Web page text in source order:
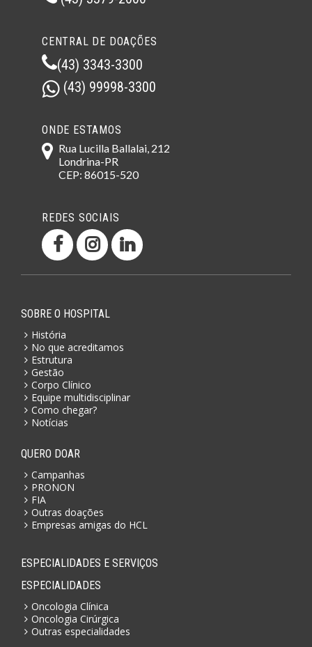
CENTRAL DE DOAÇÕES
(43) 3343-3300
(43) 99998-3300
ONDE ESTAMOS
Rua Lucilla Ballalai, 212
Londrina-PR
CEP: 86015-520
REDES SOCIAIS
SOBRE O HOSPITAL
História
No que acreditamos
Estrutura
Gestão
Corpo Clínico
Equipe multidisciplinar
Como chegar?
Notícias
QUERO DOAR
Campanhas
PRONON
FIA
Outras doações
Empresas amigas do HCL
ESPECIALIDADES E SERVIÇOS
ESPECIALIDADES
Oncologia Clínica
Oncologia Cirúrgica
Outras especialidades